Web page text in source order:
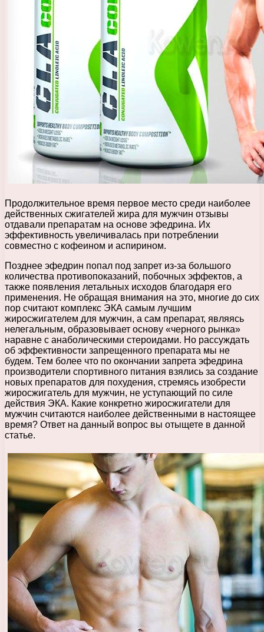
Продолжительное время первое место среди наиболее
действенных сжигателей жира для мужчин отзывы
отдавали препаратам на основе эфедрина. Их
эффективность увеличивалась при потреблении
совместно с кофеином и аспирином.
Позднее эфедрин попал под запрет из-за большого
количества противопоказаний, побочных эффектов, а
также появления летальных исходов благодаря его
применения. Не обращая внимания на это, многие до сих
пор считают комплекс ЭКА самым лучшим
жиросжигателем для мужчин, а сам препарат, являясь
нелегальным, образовывает основу «черного рынка»
наравне с анаболическими стероидами. Но рассуждать
об эффективности запрещенного препарата мы не
будем. Тем более что по окончании запрета эфедрина
производители спортивного питания взялись за создание
новых препаратов для похудения, стремясь изобрести
жиросжигатель для мужчин, не уступающий по силе
действия ЭКА. Какие конкретно жиросжигатели для
мужчин считаются наиболее действенными в настоящее
время? Ответ на данный вопрос вы отыщете в данной
статье.